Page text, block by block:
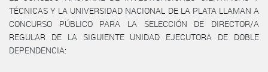
TÉCNICAS Y LA UNIVERSIDAD NACIONAL DE LA PLATA LLAMAN A
CONCURSO PÚBLICO PARA LA SELECCIÓN DE DIRECTOR/A
REGULAR DE LA SIGUIENTE UNIDAD EJECUTORA DE DOBLE
DEPENDENCIA: